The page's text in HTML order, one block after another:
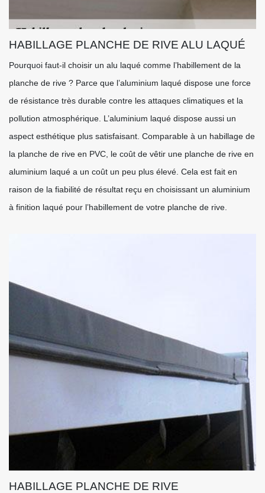
HABILLAGE PLANCHE DE RIVE ALU LAQUÉ
Pourquoi faut-il choisir un alu laqué comme l’habillement de la
planche de rive ? Parce que l’aluminium laqué dispose une force
de résistance très durable contre les attaques climatiques et la
pollution atmosphérique. L’aluminium laqué dispose aussi un
aspect esthétique plus satisfaisant. Comparable à un habillage de
la planche de rive en PVC, le coût de vêtir une planche de rive en
aluminium laqué a un coût un peu plus élevé. Cela est fait en
raison de la fiabilité de résultat reçu en choisissant un aluminium
à finition laqué pour l’habillement de votre planche de rive.
HABILLAGE PLANCHE DE RIVE